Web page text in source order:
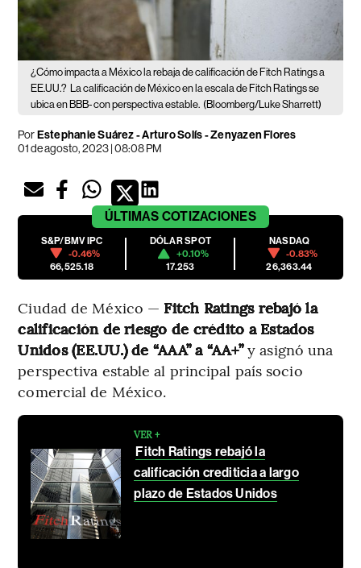
¿Cómo impacta a México la rebaja de calificación de Fitch Ratings a
EE.UU.?
La calificación de México en la escala de Fitch Ratings se
ubica en BBB- con perspectiva estable. (Bloomberg/Luke Sharrett)
PorEstephanie Suárez-Arturo Solís-Zenyazen Flores
01 de agosto, 2023 | 08:08 PM
ÚLTIMAS COTIZACIONES
S&P/BMV IPC
-0.46%
66,525.18
DÓLAR SPOT
+0.10%
17.253
NASDAQ
-0.83%
26,363.44
Ciudad de México — Fitch Ratings rebajó la
calificación de riesgo de crédito a Estados
Unidos (EE.UU.) de “AAA” a “AA+”y asignó una
perspectiva estable al principal país socio
comercial de México.
VER +
Fitch Ratings rebajó la
calificación crediticia a largo
plazo de Estados Unidos